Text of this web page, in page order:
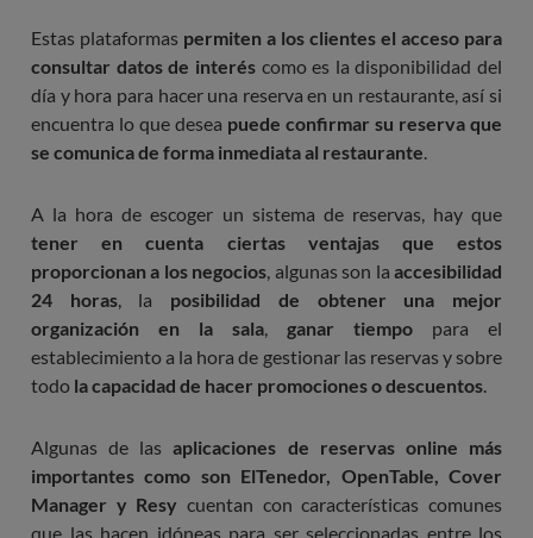
Estas plataformas permiten a los clientes el acceso para
consultar datos de interéscomo es la disponibilidad del
día y hora para hacer una reserva en un restaurante, así si
encuentra lo que desea puede confirmar su reserva que
se comunica de forma inmediata al restaurante
A la hora de escoger un sistema de reservas, hay que
tener en cuenta ciertas ventajas que estos
proporcionan a los negocios , algunas son laaccesibilidad
24 horas, la posibilidad de obtener una mejor
organización en la sala
ganar tiempo para el
establecimiento a la hora de gestionar las reservas y sobre
todo la capacidad de hacer promociones o descuentos
Algunas de lasaplicaciones de reservas online más
importantes como son ElTenedor, OpenTable, Cover
Manager y Resy cuentan con características comunes
que las hacen idóneas para ser seleccionadas entre los